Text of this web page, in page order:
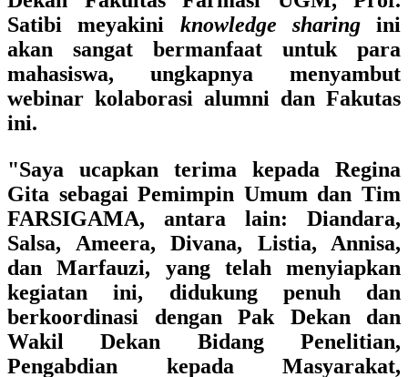
Satibi meyakini knowledge sharingini
akan sangat bermanfaat untuk para
mahasiswa, ungkapnya menyambut
webinar kolaborasi alumni dan Fakutas
ini.
"Saya ucapkan terima kepada Regina
Gita sebagai Pemimpin Umum dan Tim
FARSIGAMA, antara lain: Diandara,
Salsa, Ameera, Divana, Listia, Annisa,
dan Marfauzi, yang telah menyiapkan
kegiatan ini, didukung penuh dan
berkoordinasi dengan Pak Dekan dan
Wakil Dekan Bidang Penelitian,
Pengabdian kepada Masyarakat,